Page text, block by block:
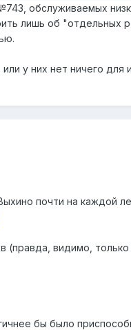
обслуживаемых
лишь об "отдельных
у них нет ничего для
почти на каждой
видимо, только
бы было